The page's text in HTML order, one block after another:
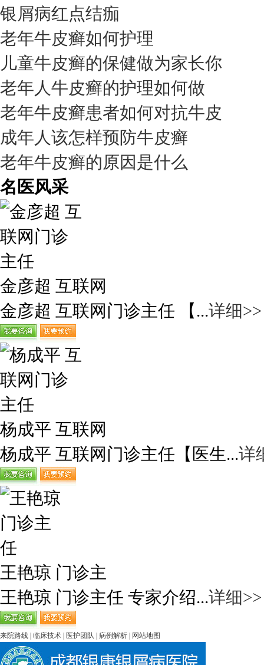
银屑病红点结痂
老年牛皮癣如何护理
儿童牛皮癣的保健做为家长你
老年人牛皮癣的护理如何做
老年牛皮癣患者如何对抗牛皮
成年人该怎样预防牛皮癣
老年牛皮癣的原因是什么
名医风采
金彦超 互联网
金彦超 互联网门诊主任 【...详细>>
杨成平 互联网
杨成平 互联网门诊主任【医生...详
王艳琼 门诊主
王艳琼 门诊主任 专家介绍...详细>>
来院路线 临床技术 医护团队 病例解析 网站地图